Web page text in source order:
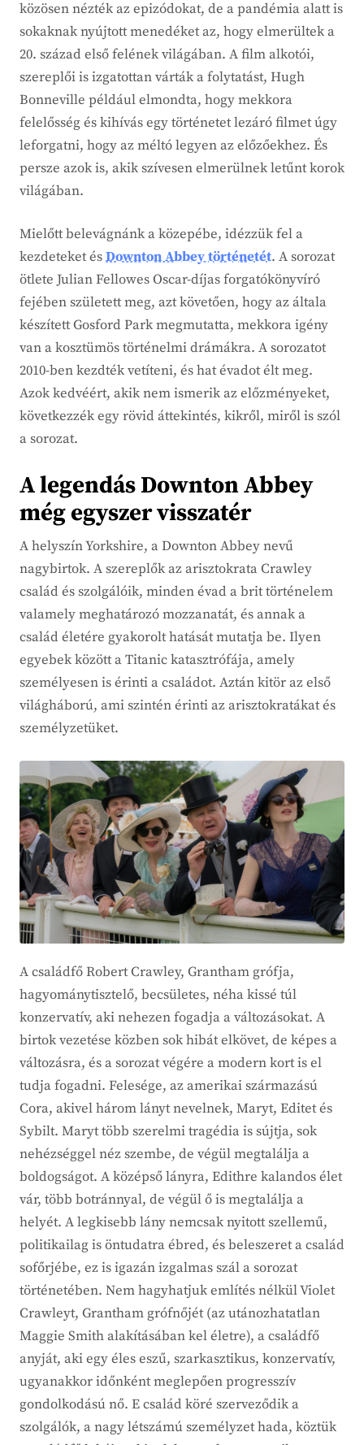
közösen nézték az epizódokat, de a pandémia alatt is
sokaknak nyújtott menedéket az, hogy elmerültek a
20. század első felének világában. A film alkotói,
szereplői is izgatottan várták a folytatást, Hugh
Bonneville például elmondta, hogy mekkora
felelősség és kihívás egy történetet lezáró filmet úgy
leforgatni, hogy az méltó legyen az előzőekhez. És
persze azok is, akik szívesen elmerülnek letűnt korok
világában.
Mielőtt belevágnánk a közepébe, idézzük fel a
kezdeteket ésDownton Abbey történetét. A sorozat
ötlete Julian Fellowes Oscar-díjas forgatókönyvíró
fejében született meg, azt követően, hogy az általa
készített Gosford Park megmutatta, mekkora igény
van a kosztümös történelmi drámákra. A sorozatot
2010-ben kezdték vetíteni, és hat évadot élt meg.
Azok kedvéért, akik nem ismerik az előzményeket,
következzék egy rövid áttekintés, kikről, miről is szól
a sorozat.
A legendás Downton Abbey
még egyszer visszatér
A helyszín Yorkshire, a Downton Abbey nevű
nagybirtok. A szereplők az arisztokrata Crawley
család és szolgálóik, minden évad a brit történelem
valamely meghatározó mozzanatát, és annak a
család életére gyakorolt hatását mutatja be. Ilyen
egyebek között a Titanic katasztrófája, amely
személyesen is érinti a családot. Aztán kitör az első
világháború, ami szintén érinti az arisztokratákat és
személyzetüket.
A családfő Robert Crawley, Grantham grófja,
hagyománytisztelő, becsületes, néha kissé túl
konzervatív, aki nehezen fogadja a változásokat. A
birtok vezetése közben sok hibát elkövet, de képes a
változásra, és a sorozat végére a modern kort is el
tudja fogadni. Felesége, az amerikai származású
Cora, akivel három lányt nevelnek, Maryt, Editet és
Sybilt. Maryt több szerelmi tragédia is sújtja, sok
nehézséggel néz szembe, de végül megtalálja a
boldogságot. A középső lányra, Edithre kalandos élet
vár, több botránnyal, de végül ő is megtalálja a
helyét. A legkisebb lány nemcsak nyitott szellemű,
politikailag is öntudatra ébred, és beleszeret a család
sofőrjébe, ez is igazán izgalmas szál a sorozat
történetében. Nem hagyhatjuk említés nélkül Violet
Crawleyt, Grantham grófnőjét (az utánozhatatlan
Maggie Smith alakításában kel életre), a családfő
anyját, aki egy éles eszű, szarkasztikus, konzervatív,
ugyanakkor időnként meglepően progresszív
gondolkodású nő. E család köré szerveződik a
szolgálók, a nagy létszámú személyzet hada, köztük